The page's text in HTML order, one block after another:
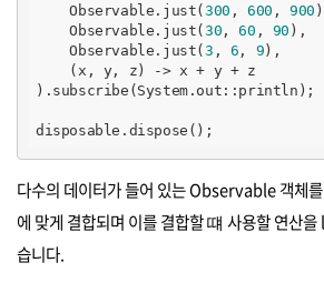
    Observable.just(
300 , 600 , 900
    Observable.just(
30 , 60 , 90 ),
    Observable.just(
3 , 6 , 9 ),
).subscribe(System.out::println);
disposable.dispose();
다수의 데이터가 들어 있는 Observable 객체
에 맞게 결합되며 이를 결합할 떄 사용할 연산
습니다.